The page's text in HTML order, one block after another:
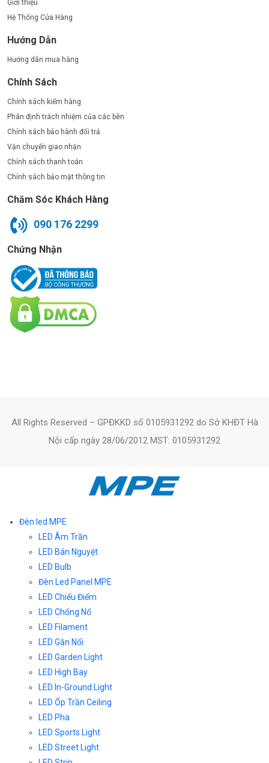
Giới thiệu
Hệ Thống Cửa Hàng
Hướng Dẫn
Hướng dẫn mua hàng
Chính Sách
Chính sách kiểm hàng
Phân định trách nhiệm của các bên
Chính sách bảo hành đổi trả
Vận chuyển giao nhận
Chính sách thanh toán
Chính sách bảo mật thông tin
Chăm Sóc Khách Hàng
090 176 2299
Chứng Nhận
All Rights Reserved – GPĐKKD số 0105931292 do Sở KHĐT Hà
Nội cấp ngày 28/06/2012 MST: 0105931292
Đèn led MPE
LED Âm Trần
LED Bán Nguyệt
LED Bulb
Đèn Led Panel MPE
LED Chiếu Điểm
LED Chống Nổ
LED Filament
LED Gắn Nổi
LED Garden Light
LED High Bay
LED In-Ground Light
LED Ốp Trần Ceiling
LED Pha
LED Sports Light
LED Street Light